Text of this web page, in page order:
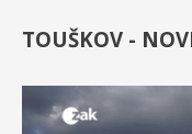
TOUŠKOV -